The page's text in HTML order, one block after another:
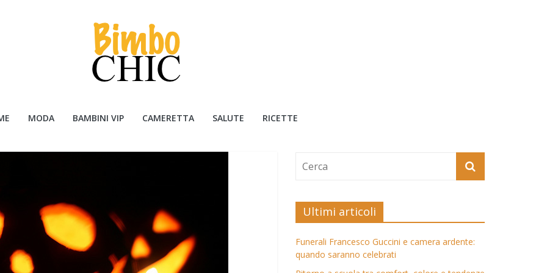
MODA BAMBINI VIP CAMERETTA SALUTE RICETTE
Ultimi articoli
Funerali Francesco Guccini e camera ardente:
quando saranno celebrati